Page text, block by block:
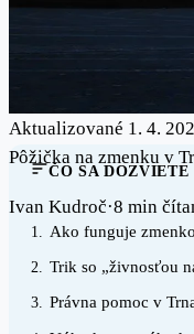
Pôžička na zmenku v
Ivan Kudroč·8 min
Aktualizované 1. 4.
ČO SA DOZVIETE
1. Ako funguje
2. Trik so „živnosťou
3. Právna pomoc v